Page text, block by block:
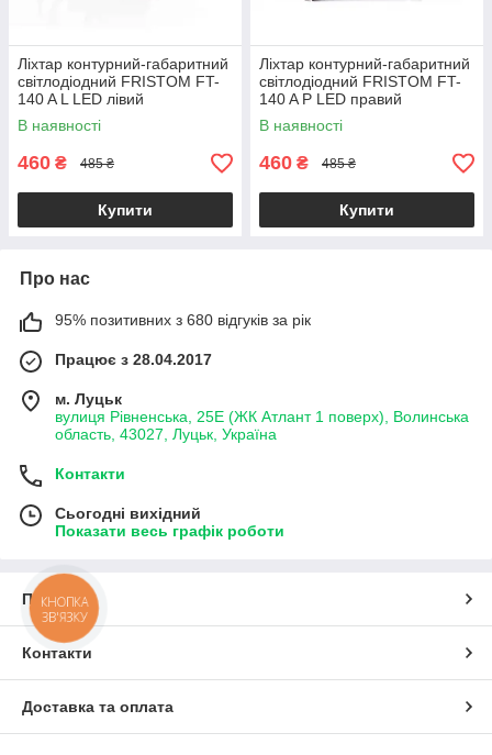
Ліхтар контурний-габаритний
світлодіодний FRISTOM FT-
140 A L LED лівий
В наявності
460 ₴ 485 ₴
Купити
Ліхтар контурний-габаритний
світлодіодний FRISTOM FT-
140 A P LED правий
В наявності
460 ₴ 485 ₴
Купити
Про нас
95% позитивних з 680 відгуків за рік
Працює з 28.04.2017
м. Луцьк
вулиця Рівненська, 25Е (ЖК Атлант 1 поверх), Волинська
область, 43027, Луцьк, Україна
Контакти
Сьогодні вихідний
Показати весь графік роботи
Про нас
Контакти
Доставка та оплата
КНОПКА
ЗВ'ЯЗКУ